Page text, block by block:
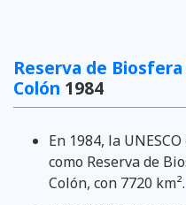
Reserva de
Colón 1984
En 1984, la
como Reserva de
Colón, con 7720 km².